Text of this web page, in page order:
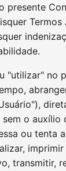
presente
Termos
"utilizar" no
o auxílio
ou tenta
transmitir,